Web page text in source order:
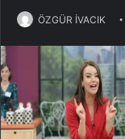
ÖZGÜR İVACIK